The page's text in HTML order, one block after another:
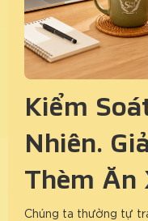
Kiểm
Nhiên:
Thèm Ăn
Chúng ta thường tự